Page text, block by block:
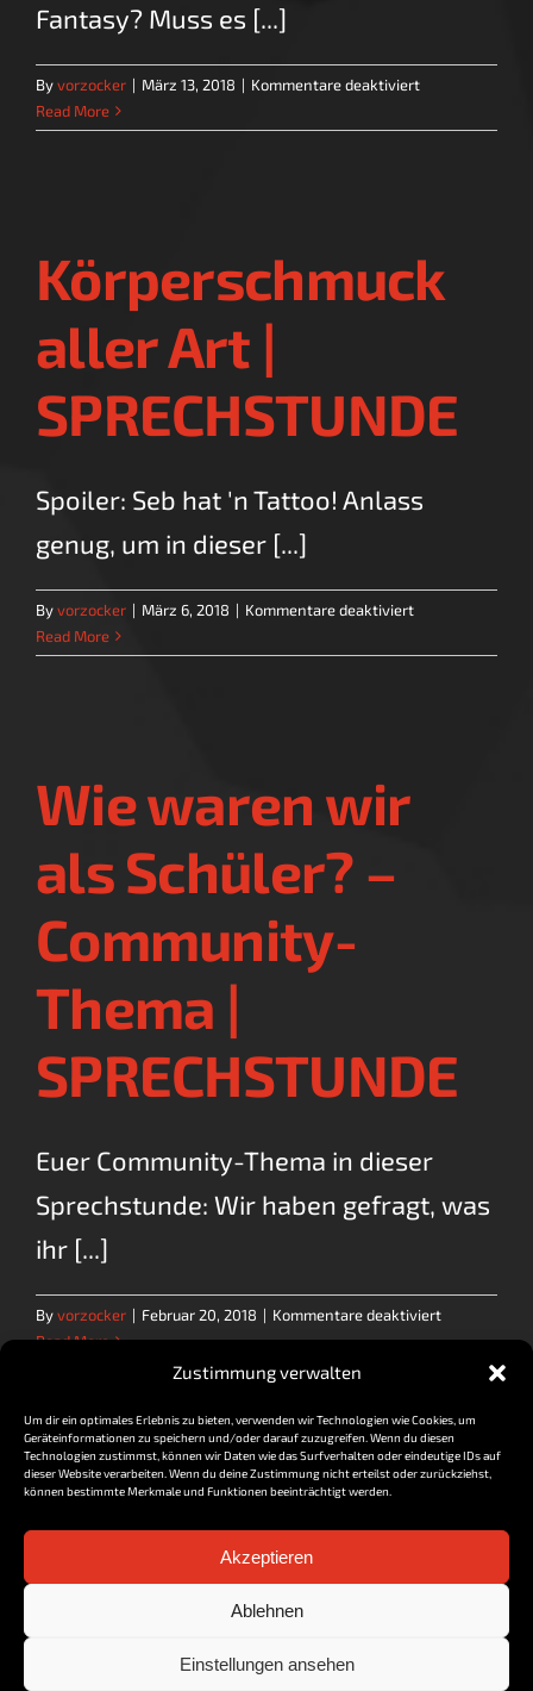
Zustimmung verwalten
Um dir ein optimales Erlebnis zu bieten, verwenden wir Technologien wie Cookies, um
Geräteinformationen zu speichern und/oder darauf zuzugreifen. Wenn du diesen
Technologien zustimmst, können wir Daten wie das Surfverhalten oder eindeutige IDs auf
dieser Website verarbeiten. Wenn du deine Zustimmung nicht erteilst oder zurückziehst,
können bestimmte Merkmale und Funktionen beeinträchtigt werden.
Akzeptieren
Ablehnen
Einstellungen ansehen
Fantasy? Muss es [...]
Byvorzocker | März 13, 2018 | Kommentare deaktiviertfür
Was
nicht
Read More
Körperschmuck
aller Art |
SPRECHSTUNDE
Spoiler: Seb hat 'n Tattoo! Anlass
genug, um in dieser [...]
Byvorzocker | März 6, 2018 | Kommentare deaktiviertfür
aller
Read More
Wie waren wir
als Schüler? –
Community-
Thema |
SPRECHSTUNDE
Euer Community-Thema in dieser
Sprechstunde: Wir haben gefragt, was
ihr [...]
Byvorzocker | Februar 20, 2018 | Kommentare deaktiviertfür
Wie
als
Schüler?
–
Read More
Previous 1 2 3 Next